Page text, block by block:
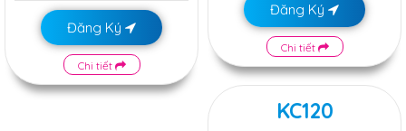
Đăng Ký
Chi tiết
Đăng Ký
Chi tiết
KC120